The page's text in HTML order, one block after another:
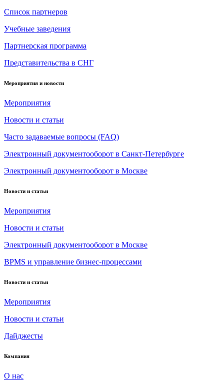
Список партнеров
Учебные заведения
Партнерская программа
Представительства в СНГ
Мероприятия и новости
Мероприятия
Новости и статьи
Часто задаваемые вопросы (FAQ)
Электронный документооборот в Санкт-Петербурге
Электронный документооборот в Москве
Новости и статьи
Мероприятия
Новости и статьи
Электронный документооборот в Москве
BPMS и управление бизнес-процессами
Новости и статьи
Мероприятия
Новости и статьи
Дайджесты
Компания
О нас